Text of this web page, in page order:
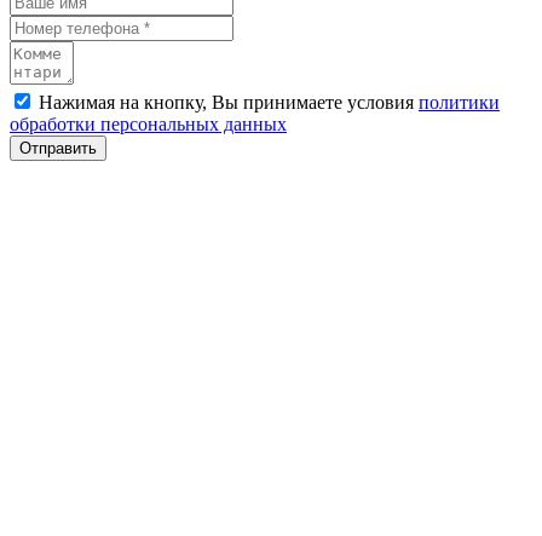
Нажимая на кнопку, Вы принимаете условия политики
обработки персональных данных
Отправить